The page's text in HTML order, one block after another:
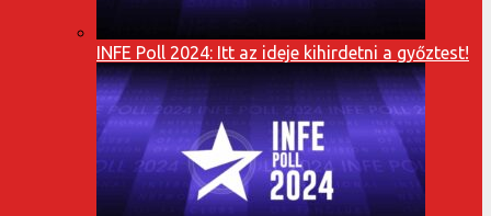
INFE Poll 2024: Itt az ideje kihirdetni a győztest!